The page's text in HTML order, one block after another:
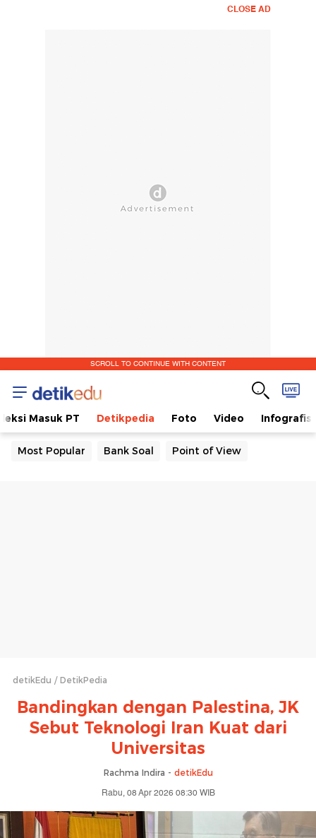
CLOSE AD
SCROLL TO CONTINUE WITH CONTENT
Masuk PT Detikpedia Foto Video Infografis
Most Popular Bank Soal Point of View
detikEdu DetikPedia
Bandingkan dengan Palestina, JK
Sebut Teknologi Iran Kuat dari
Universitas
Rachma Indira - detikEdu
Rabu, 08 Apr 2026 08:30 WIB